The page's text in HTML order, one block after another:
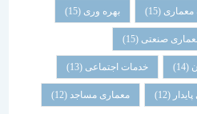
(15) بهره وری(15)
(15)
خدمات اجتماعی (13)
معماری مساجد(12)